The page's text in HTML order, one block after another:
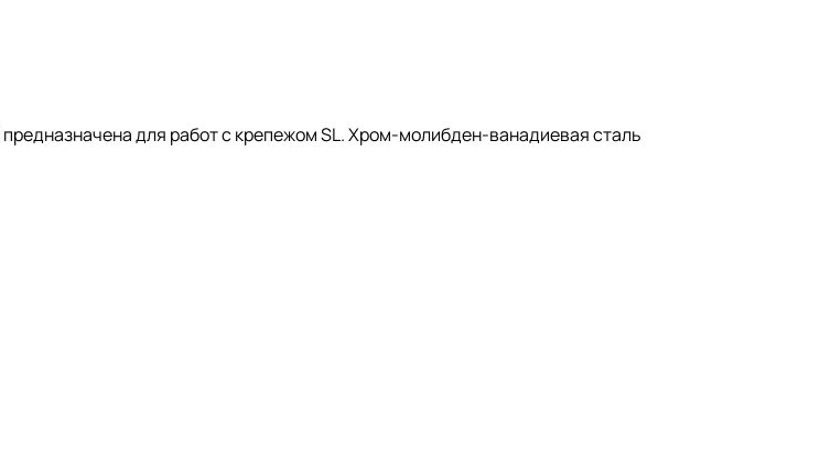
предназначена для работ с крепежом SL. Хром-молибден-ванадиевая сталь